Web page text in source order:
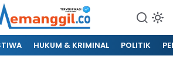
HUKUM & KRIMINAL POLITIK